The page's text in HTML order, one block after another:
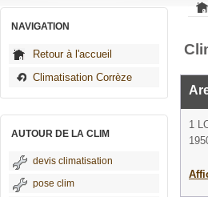
NAVIGATION
Retour à l'accueil
Climatisation Corrèze
AUTOUR DE LA CLIM
devis climatisation
pose clim
1